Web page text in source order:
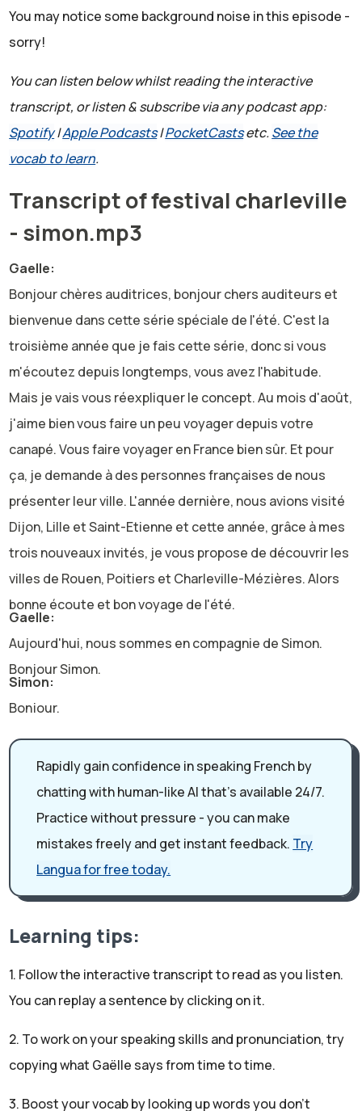
You may notice some background noise in this episode -
sorry!
You can listen below whilst reading the interactive
transcript, or listen & subscribe via any podcast app:
Spotify|Apple Podcasts|PocketCastsetc.See the
vocab to learn.
Transcript of festival charleville
- simon.mp3
Gaelle:
Bonjour chères auditrices, bonjour chers auditeurs et
bienvenue dans cette série spéciale de l'été. C'est la
troisième année que je fais cette série, donc si vous
m'écoutez depuis longtemps, vous avez l'habitude.
Mais je vais vous réexpliquer le concept. Au mois d'août,
j'aime bien vous faire un peu voyager depuis votre
canapé. Vous faire voyager en France bien sûr. Et pour
ça, je demande à des personnes françaises de nous
présenter leur ville. L'année dernière, nous avions visité
Dijon, Lille et Saint-Etienne et cette année, grâce à mes
trois nouveaux invités, je vous propose de découvrir les
villes de Rouen, Poitiers et Charleville-Mézières. Alors
bonne écoute et bon voyage de l'été.
Gaelle:
Aujourd'hui, nous sommes en compagnie de Simon.
Bonjour Simon.
Simon:
Bonjour.
Alors nous sommes dans notre série de l'été où je vous
présente, avec des invités, des villes françaises. Pour
cet épisode, c'est un peu différent. Nous allons aller
dans une nouvelle ville française qui s'appelle
Charleville-Mézières, mais nous allons nous intéresser
en particulier à un festival qui a lieu chaque année et
dans lequel Simon travaille. Donc Simon, pourrais-tu
commencer par te présenter, s'il te plaît?
Simon:
Alors je m'appelle Simon, j'ai 31 ans, j'habite à Charleville-
Mézières et donc je travaille pour le Festival mondial
Gaelle:
Très bien. Donc là, on a un mot clé, c'est le mot
Rapidly gain confidence in speaking French by
chatting with human-like AI that’s available 24/7.
Practice without pressure - you can make
mistakes freely and get instant feedback. Try
Langua for free today.
Learning tips:
1. Follow the interactive transcript to read as you listen.
You can replay a sentence by clicking on it.
2. To work on your speaking skills and pronunciation, try
copying what Gaëlle says from time to time.
3. Boost your vocab by looking up words you don't